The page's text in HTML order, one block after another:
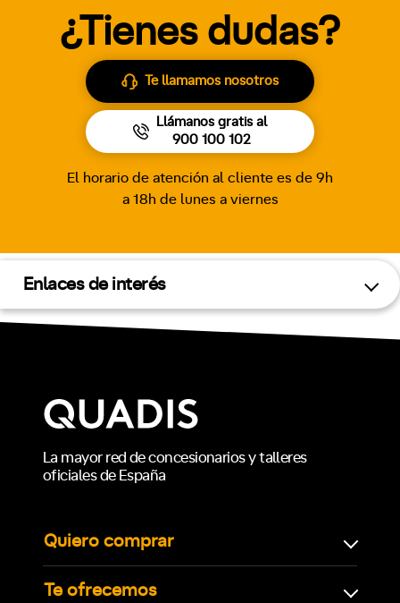
¿Tienes dudas?
Te llamamos nosotros
Llámanos gratis al
900 100 102
El horario de atención al cliente es de 9h
a 18h de lunes a viernes
Enlaces de interés
La mayor red de concesionarios y talleres
oficiales de España
Quiero comprar
Te ofrecemos